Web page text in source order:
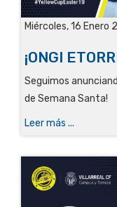
Miércoles, 16 Enero
¡ONGI
Seguimos
de Semana Santa!
Leer más ...